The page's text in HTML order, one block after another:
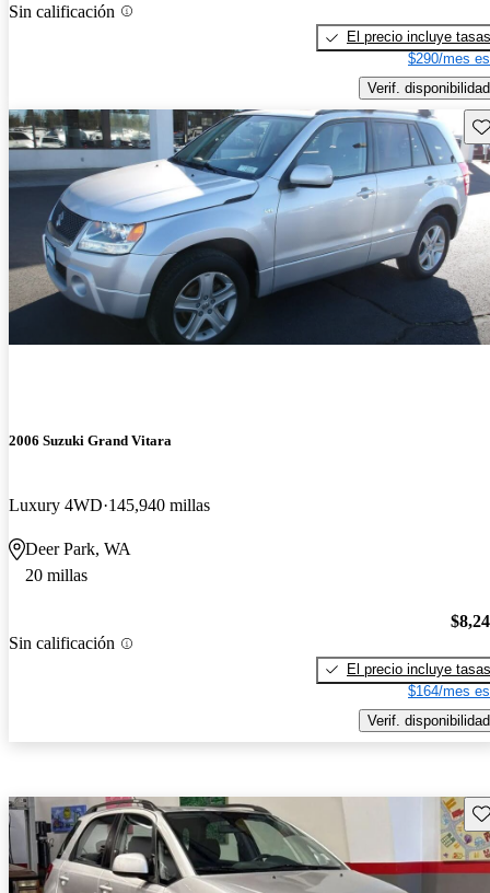
Sin calificación
El precio incluye tasas
$290/mes
Verif. disponibilidad
2006 Suzuki Grand Vitara
Luxury 4WD 145,940 millas
Deer Park, WA
20 millas
Sin calificación
El precio incluye tasas
$164/mes
Verif. disponibilidad